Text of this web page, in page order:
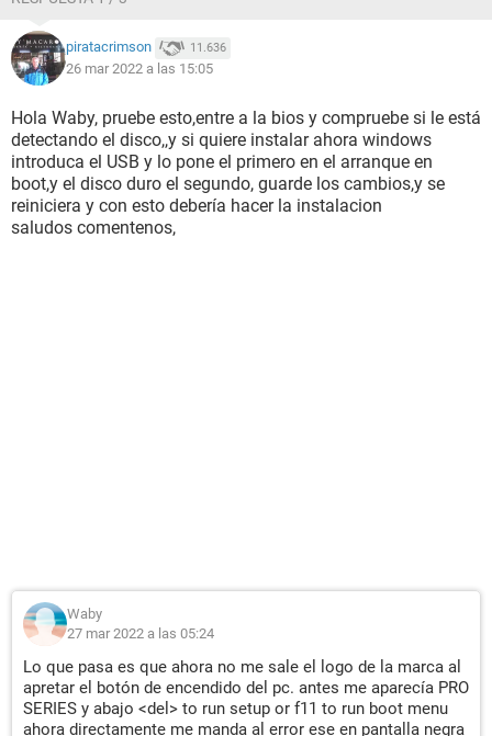
piratacrimson 11.636
26 mar 2022 a las 15:05
Hola Waby, pruebe esto,entre a la bios y compruebe si le está
detectando el disco,,y si quiere instalar ahora windows
introduca el USB y lo pone el primero en el arranque en
boot,y el disco duro el segundo, guarde los cambios,y se
reiniciera y con esto debería hacer la instalacion
saludos comentenos,
Waby
27 mar 2022 a las 05:24
Lo que pasa es que ahora no me sale el logo de la marca al
apretar el botón de encendido del pc. antes me aparecía PRO
SERIES y abajo <del> to run setup or f11 to run boot menu
ahora directamente me manda al error ese en pantalla negra